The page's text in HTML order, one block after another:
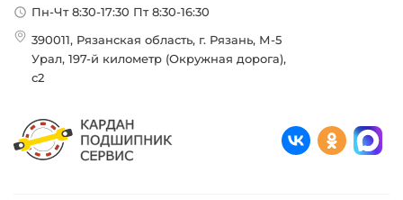
Пн-Чт 8:30-17:30 Пт 8:30-16:30
390011, Рязанская область, г. Рязань, М-5
Урал, 197-й километр (Окружная дорога),
с2